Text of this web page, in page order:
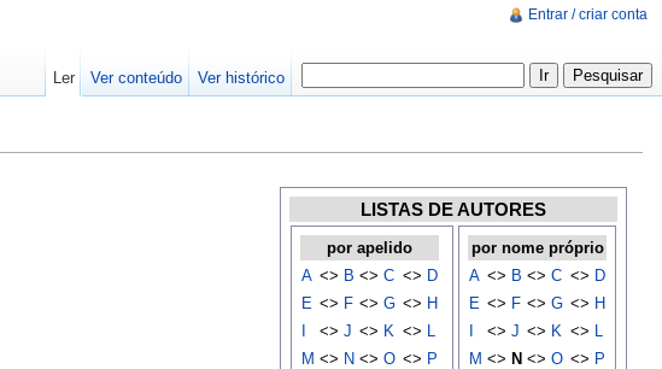
LISTAS DE AUTORES
por apelido
A <> B <> C <> D
E <> F <> G <> H
<> J <> K <>
M <> N <> O <> P
por nome próprio
A <> B <> C <> D
E <> F <> G <> H
<> J <> K <>
M <> N <> O <> P
Entrar / criar conta
Ler Ver conteúdo Ver histórico